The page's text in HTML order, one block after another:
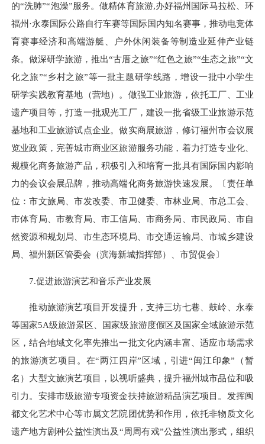
的“洗肺”“泡澡”服务。做精体育旅游,办好福州国际马拉松、环
福州·永泰国际公路自行车赛等国际国内知名赛事，推动电竞体
育赛事经济和高端游艇、户外休闲装备等制造业延伸产业链
条。做深研学旅游，推出“古厝之旅”“红色之旅”“生态之旅”“文
化之旅”“乡村之旅”等一批主题研学线路，增设一批中小学生
研学实践教育基地（营地）。做强工业旅游，依托工厂、工业
遗产项目等，打造一批观光工厂，建设一批省级工业旅游示范
基地和工业旅游试点企业。做实商展旅游，修订福州市会议展
览业政策，完善城市商业区旅游服务功能，着力打造专业化、
规模化商务旅游产品，积极引入和培育一批具有国际国内影响
力的会议会展品牌，推动高端化商务旅游快速发展。〔责任单
位：市文旅局、市发改委、市卫健委、市林业局、市总工会、
市体育局、市教育局、市工信局、市商务局、市民政局、市自
然资源和规划局、市生态环境局、市交通运输局、市城乡建设
局、福州新区管委会（滨海新城指挥部）、市贸促会〕
7.促进旅游演艺和音乐产业发展
推动旅游演艺项目开发提升，支持三坊七巷、鼓岭、永泰
等国家5A级旅游景区、国家级旅游度假区及国家全域旅游示范
区，结合地域文化率先推出一批文化内涵丰富、适应市场需求
的旅游演艺项目。在“两江四岸”区域，引进“闽江印象”（暂
名）大型文旅演艺项目，以视听盛典，提升福州城市品位和吸
引力。安排市级旅游专项资金扶持旅游精品演艺项目。发挥闽
都文化艺术中心等市属文艺院团优势和作用，依托非物质文化
遗产地方剧种公益性演出及“周周有戏”公益性演出形式，组织